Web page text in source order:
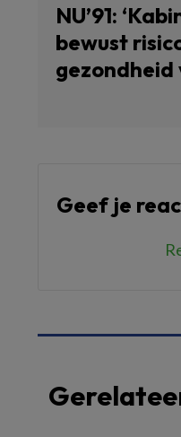
NU’91:
bewust
gezondheid
Geef je